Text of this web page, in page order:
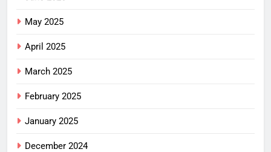
May 2025
April 2025
March 2025
February 2025
January 2025
December 2024